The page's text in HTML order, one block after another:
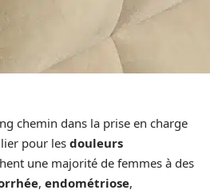
chemin dans la prise en charge
pour les douleurs
une majorité de femmes à des
, endométriose,